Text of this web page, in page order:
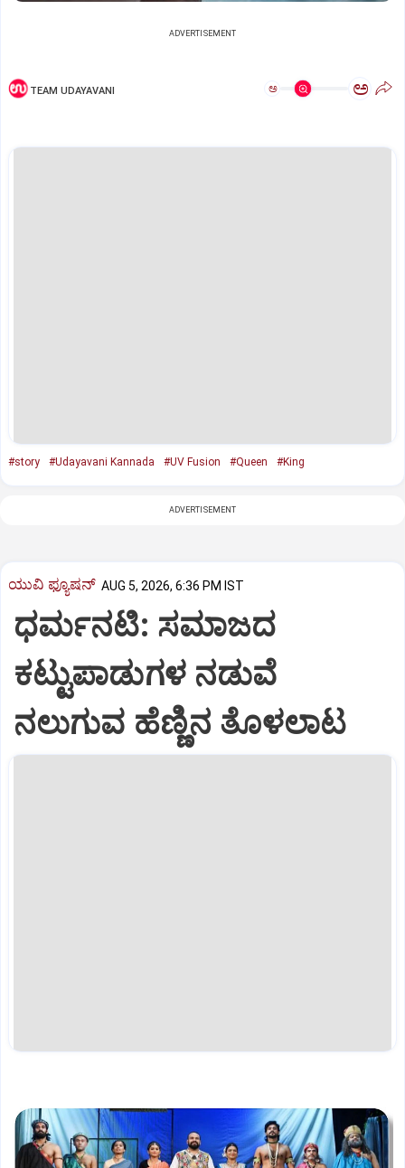
ADVERTISEMENT
TEAM UDAYAVANI ಅ ಅ
#story #Udayavani Kannada #UV Fusion #Queen #King
ADVERTISEMENT
ಯುವಿ ಫ್ಯೂಷನ್ AUG 5, 2026, 6:36 PM IST
ಧರ್ಮನಟಿ: ಸಮಾಜದ
ಕಟ್ಟುಪಾಡುಗಳ ನಡುವೆ
ನಲುಗುವ ಹೆಣ್ಣಿನ ತೊಳಲಾಟ